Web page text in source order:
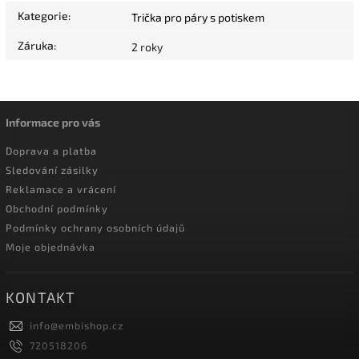
Kategorie: Trička pro páry s potiskem
Záruka: 2 roky
Informace pro vás
Doprava a platba
Sledování zásilky
Reklamace a vrácení
Obchodní podmínky
Podmínky ochrany osobních údajů
Moje objednávka
KONTAKT
info@embishop.cz
720518206